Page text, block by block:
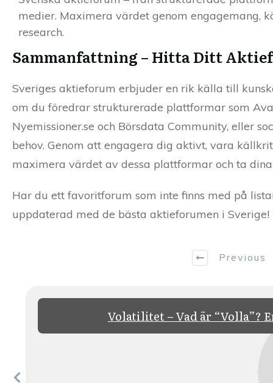
medier. Maximera värdet genom engagemang,
research.
Sammanfattning – Hitta Ditt
Sveriges aktieforum erbjuder en rik källa till
om du föredrar strukturerade plattformar som
Nyemissioner.se och Börsdata Community, eller
behov. Genom att engagera dig aktivt, vara
maximera värdet av dessa plattformar och ta
Har du ett favoritforum som inte finns med på
uppdaterad med de bästa aktieforumen i Sverige!
Previous
Volatilitet – Vad är “Volla”?